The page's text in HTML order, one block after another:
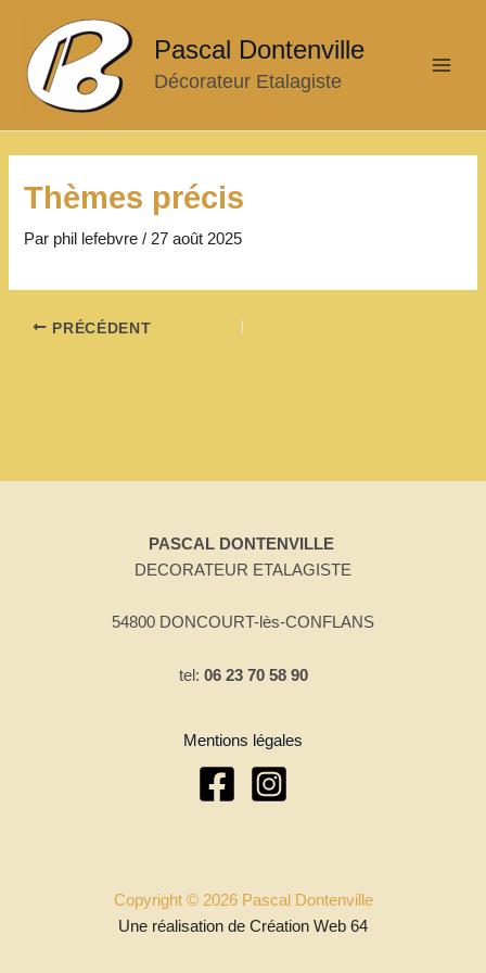
contenu
Pascal Dontenville
Décorateur Etalagiste
Thèmes précis
Par phil lefebvre/ 27 août 2025
NavigationPRÉCÉDENT
PASCAL DONTENVILLE
DECORATEUR ETALAGISTE
54800 DONCOURT-lès-CONFLANS
tel: 06 23 70 58 90
Mentions légales
Copyright © 2026 Pascal Dontenville
Une réalisation de Création Web 64